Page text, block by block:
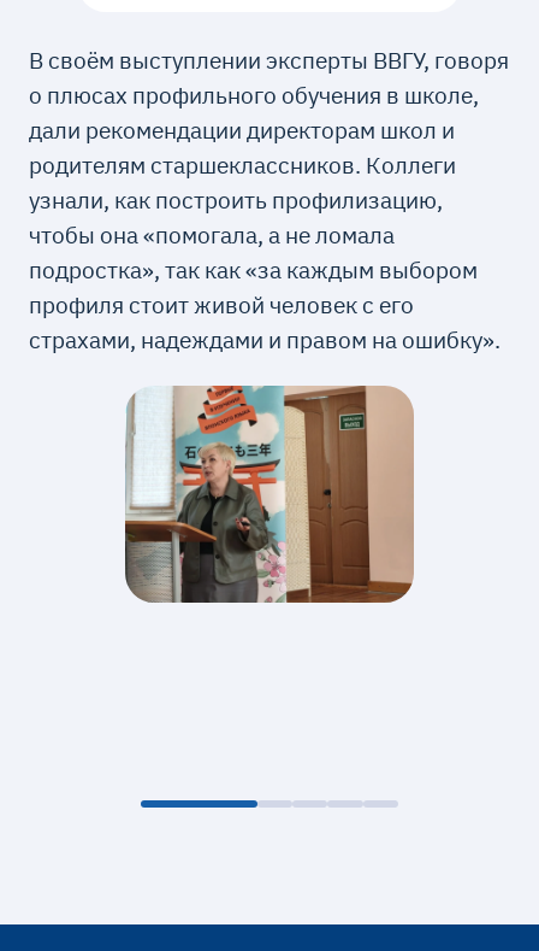
В своём выступлении эксперты ВВГУ, говоря
о плюсах профильного обучения в школе,
дали рекомендации директорам школ и
родителям старшеклассников. Коллеги
узнали, как построить профилизацию,
чтобы она «помогала, а не ломала
подростка», так как «за каждым выбором
профиля стоит живой человек с его
страхами, надеждами и правом на ошибку».